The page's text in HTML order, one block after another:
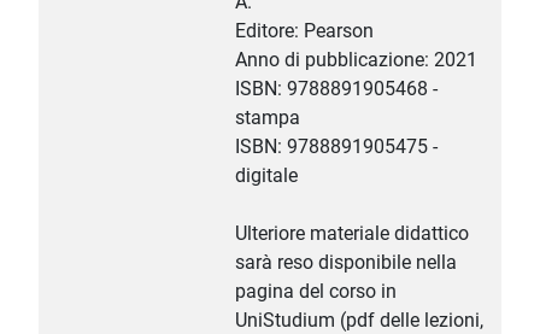
Editore: Pearson
Anno di pubblicazione: 2021
ISBN: 9788891905468 -
stampa
ISBN: 9788891905475 -
digitale
Ulteriore materiale didattico
sarà reso disponibile nella
pagina del corso in
UniStudium (pdf delle lezioni,